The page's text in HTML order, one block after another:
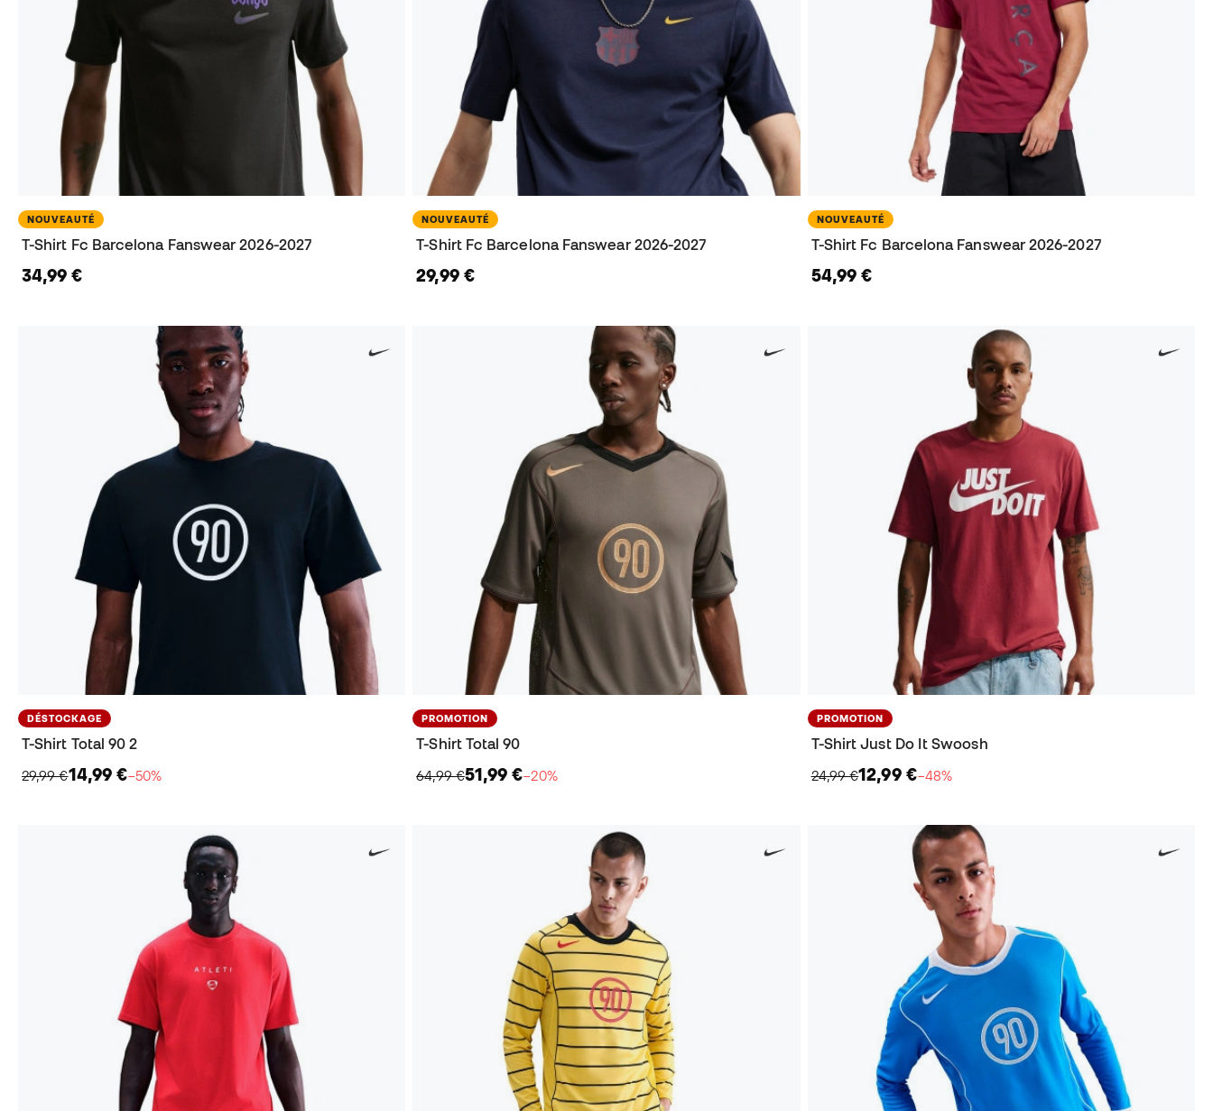
NOUVEAUTÉ
T-Shirt Fc Barcelona Fanswear 2026-2027
34,99 €
NOUVEAUTÉ
T-Shirt Fc Barcelona Fanswear 2026-2027
29,99 €
NOUVEAUTÉ
T-Shirt Fc Barcelona Fanswear 2026-2027
54,99 €
DÉSTOCKAGE
T-Shirt Total 90 2
29,99 €14,99 €−50%
PROMOTION
T-Shirt Total 90
64,99 €51,99 €−20%
PROMOTION
T-Shirt Just Do It Swoosh
24,99 €12,99 €−48%